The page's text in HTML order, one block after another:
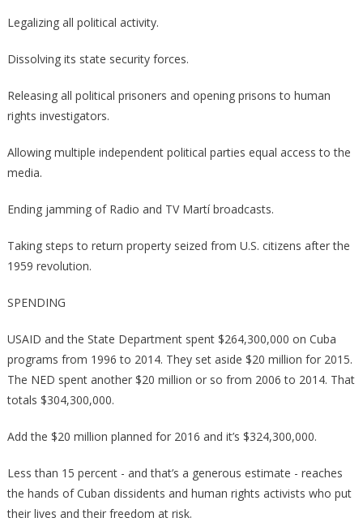
Legalizing all political activity.
Dissolving its state security forces.
Releasing all political prisoners and opening prisons to human
rights investigators.
Allowing multiple independent political parties equal access to the
media.
Ending jamming of Radio and TV Martí broadcasts.
Taking steps to return property seized from U.S. citizens after the
1959 revolution.
SPENDING
USAID and the State Department spent $264,300,000 on Cuba
programs from 1996 to 2014. They set aside $20 million for 2015.
The NED spent another $20 million or so from 2006 to 2014. That
totals $304,300,000.
Add the $20 million planned for 2016 and it’s $324,300,000.
Less than 15 percent -­ and that’s a generous estimate -­ reaches
the hands of Cuban dissidents and human rights activists who put
their lives and their freedom at risk.